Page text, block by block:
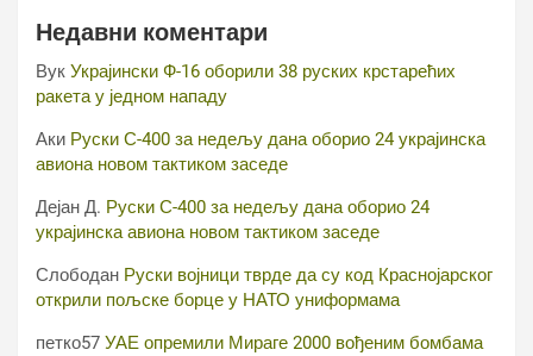
Недавни коментари
Вук Украјински Ф-16 оборили 38 руских крстарећих
ракета у једном нападу
Аки Руски С-400 за недељу дана оборио 24 украјинска
авиона новом тактиком заседе
Дејан Д. Руски С-400 за недељу дана оборио 24
украјинска авиона новом тактиком заседе
Слободан Руски војници тврде да су код Краснојарског
открили пољске борце у НАТО униформама
петко57 УАЕ опремили Мираге 2000 вођеним бомбама